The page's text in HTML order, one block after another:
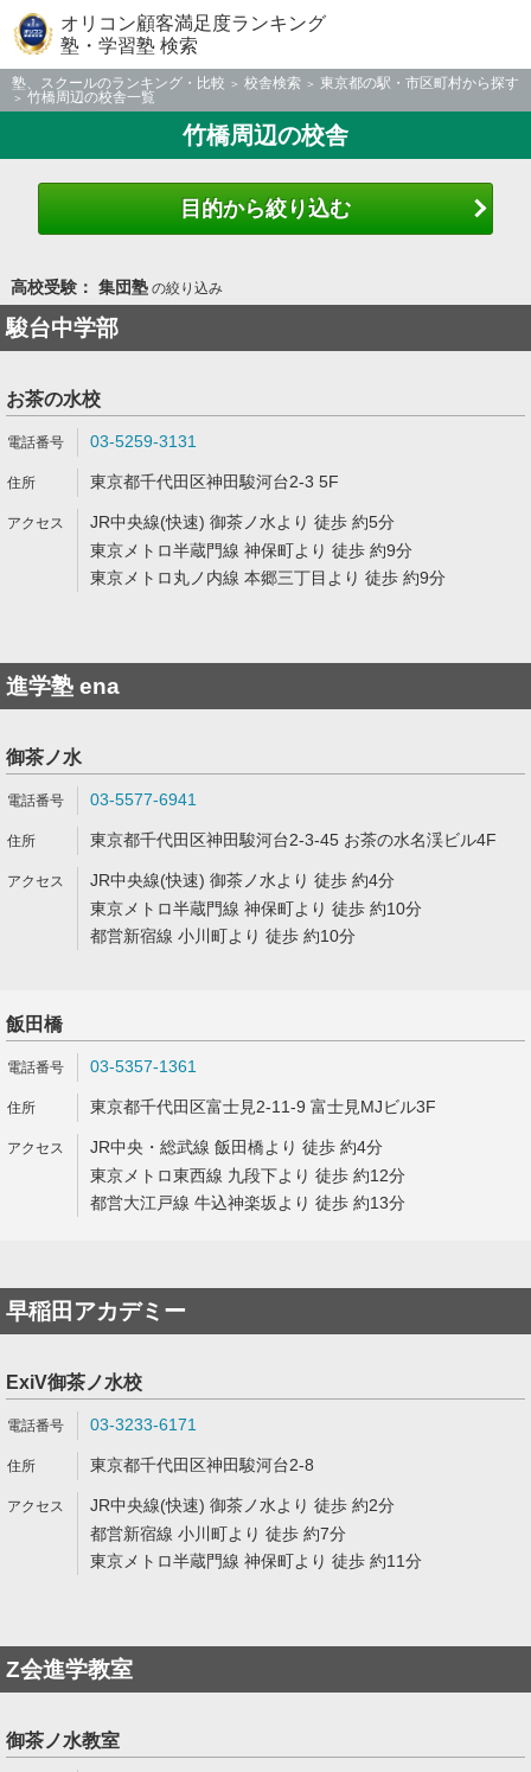
オリコン顧客満足度ランキング
塾・学習塾 検索
塾、スクールのランキング・比較 校舎検索
東京都の駅・市区町村から探す
竹橋周辺の校舎一覧
竹橋周辺の校舎
目的から絞り込む
高校受験： 集団塾の絞り込み
駿台中学部
お茶の水校
03-5259-3131
東京都千代田区神田駿河台2-3 5F
JR中央線(快速) 御茶ノ水より 徒歩 約5分
東京メトロ半蔵門線 神保町より 徒歩 約9分
東京メトロ丸ノ内線 本郷三丁目より 徒歩 約9分
進学塾 ena
御茶ノ水
03-5577-6941
東京都千代田区神田駿河台2-3-45 お茶の水名渓ビル4F
JR中央線(快速) 御茶ノ水より 徒歩 約4分
東京メトロ半蔵門線 神保町より 徒歩 約10分
都営新宿線 小川町より 徒歩 約10分
飯田橋
03-5357-1361
東京都千代田区富士見2-11-9 富士見MJビル3F
JR中央・総武線 飯田橋より 徒歩 約4分
東京メトロ東西線 九段下より 徒歩 約12分
都営大江戸線 牛込神楽坂より 徒歩 約13分
早稲田アカデミー
ExiV御茶ノ水校
03-3233-6171
東京都千代田区神田駿河台2-8
JR中央線(快速) 御茶ノ水より 徒歩 約2分
都営新宿線 小川町より 徒歩 約7分
東京メトロ半蔵門線 神保町より 徒歩 約11分
Z会進学教室
御茶ノ水教室